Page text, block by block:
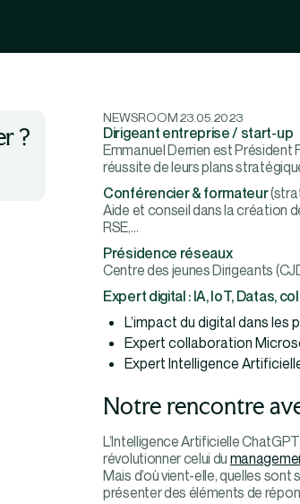
?
NEWSROOM23.05.2023
Dirigeant entreprise / start-up
Emmanuel Derrien est Président
réussite de leurs plans
Conférencier & formateur
Aide et conseil dans la création
RSE,…
Présidence réseaux
Centre des jeunes Dirigeants
Expert digital : IA, IoT, Datas,
L’impact du digital dans
Expert collaboration
Expert Intelligence
Notre rencontre
L’Intelligence Artificielle
révolutionner celui du
Mais d’où vient-elle, quelles
présenter des éléments de